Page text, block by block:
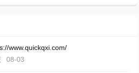
www.quickqxi.com/
08-03